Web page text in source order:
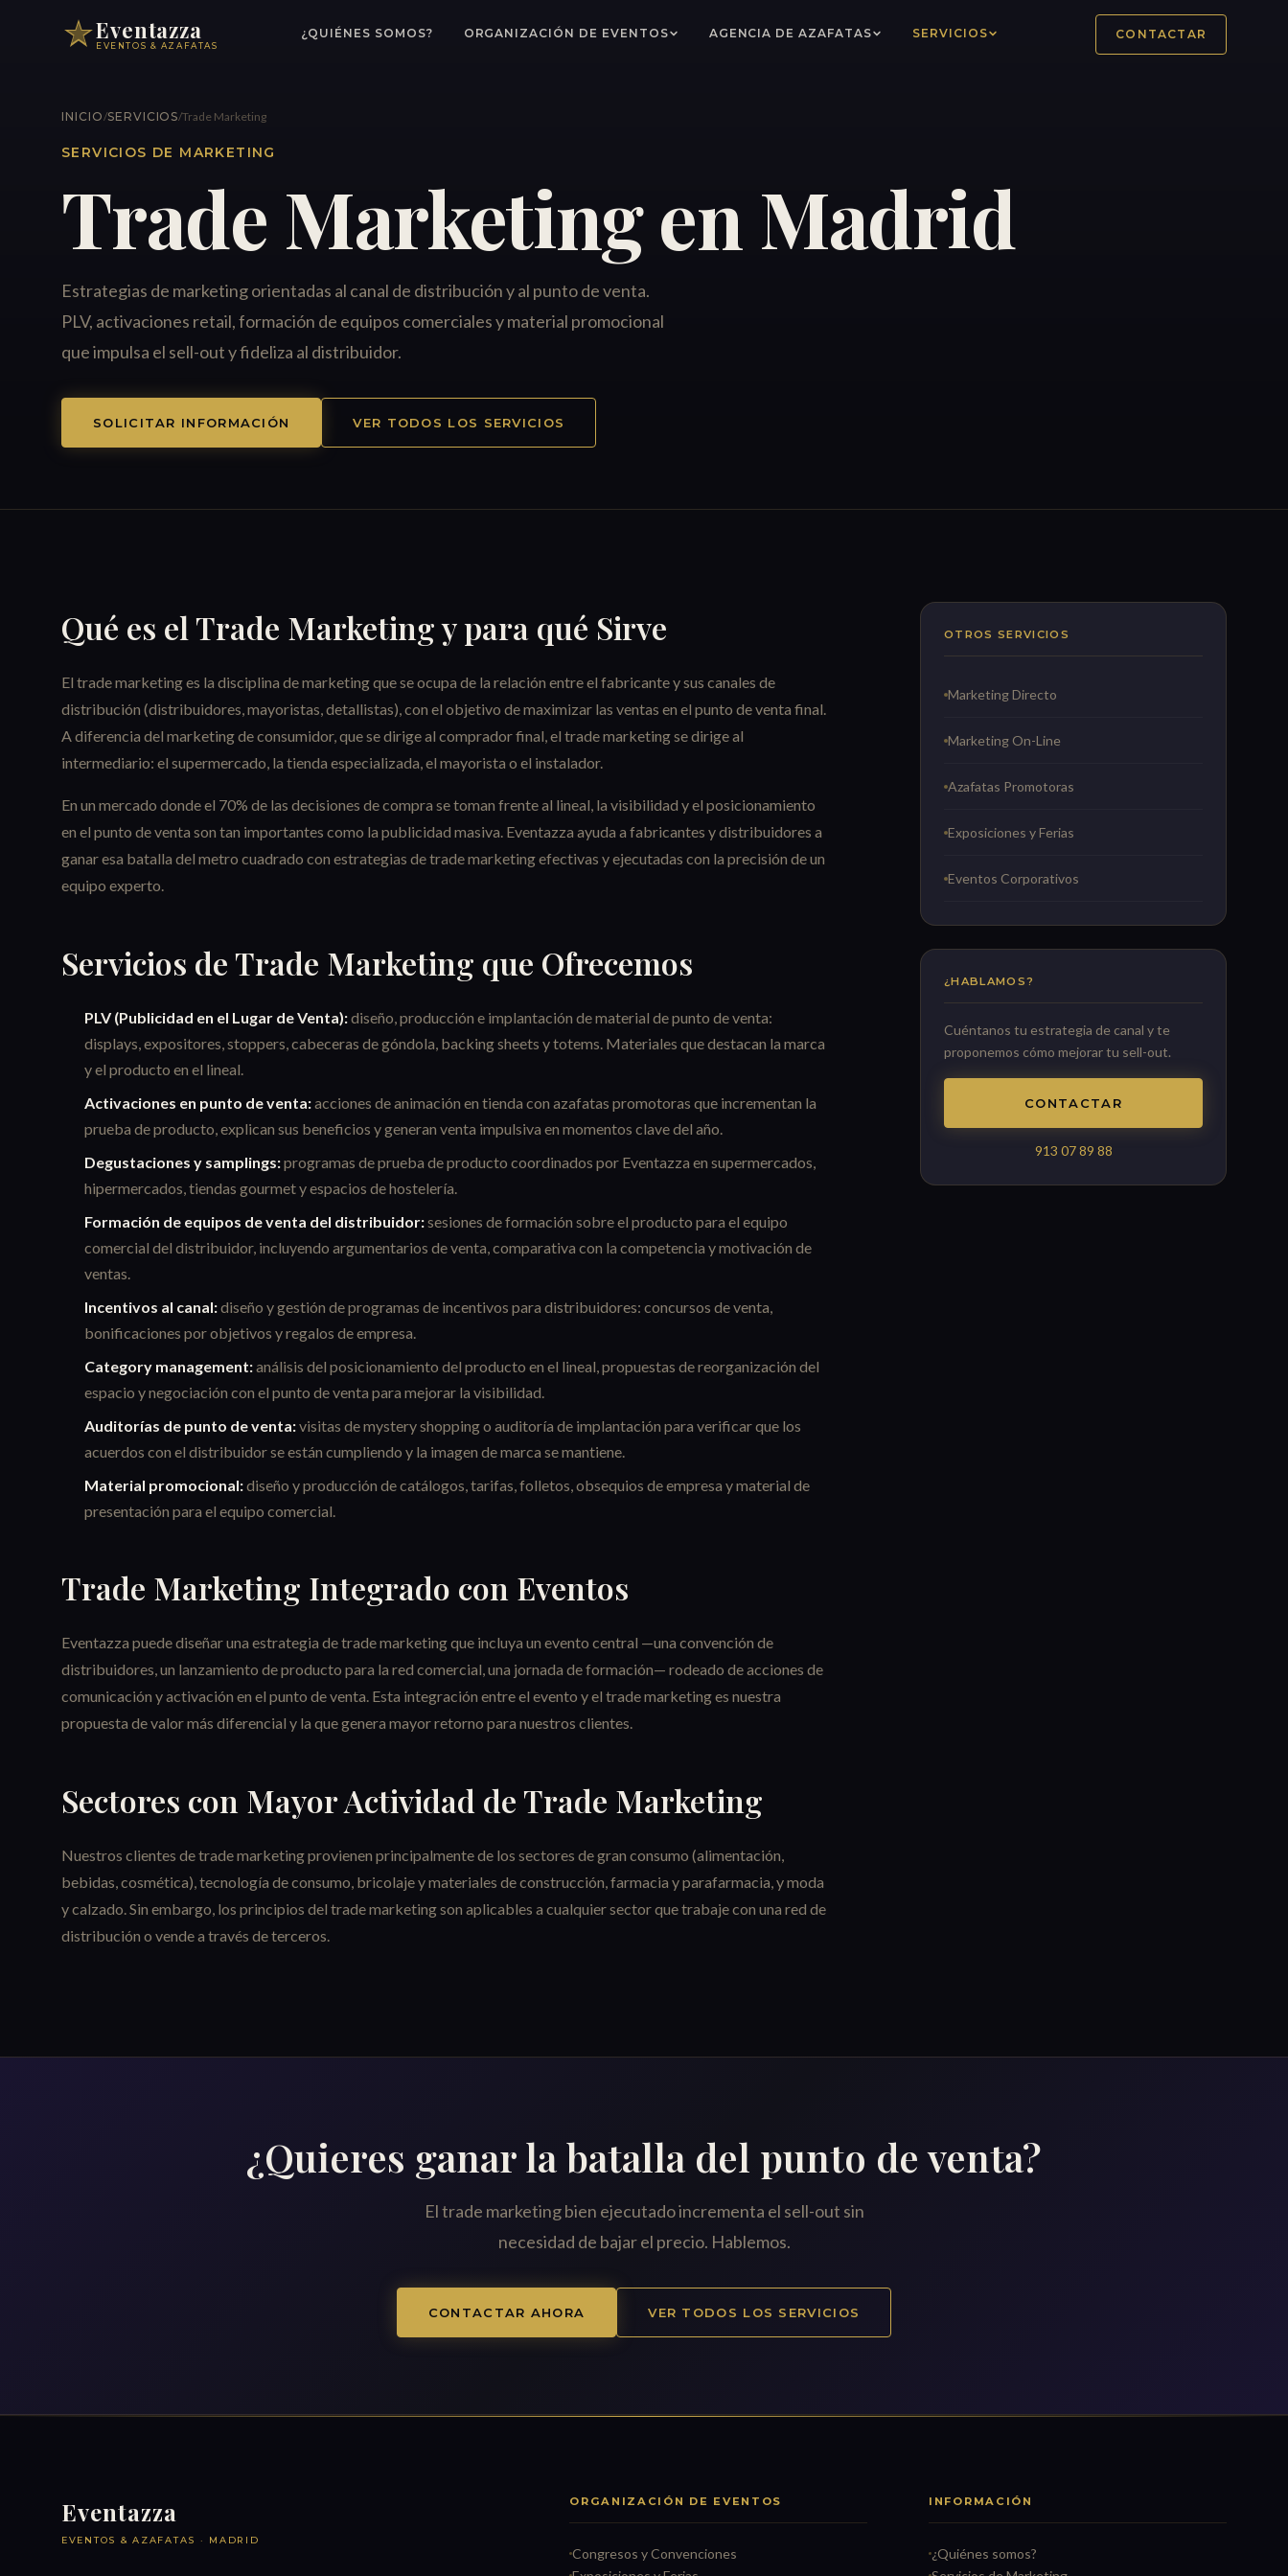
Eventazza
EVENTOS & AZAFATAS
¿QUIÉNES SOMOS? ORGANIZACIÓN DE EVENTOS AGENCIA DE AZAFATAS SERVICIOS CONTACTAR
INICIO/SERVICIOS/Trade Marketing
SERVICIOS DE MARKETING
Trade Marketing en Madrid
Estrategias de marketing orientadas al canal de distribución y al punto de venta.
PLV, activaciones retail, formación de equipos comerciales y material promocional
que impulsa el sell-out y fideliza al distribuidor.
SOLICITAR INFORMACIÓN VER TODOS LOS SERVICIOS
Qué es el Trade Marketing y para qué Sirve
El trade marketing es la disciplina de marketing que se ocupa de la relación entre el fabricante y sus canales de
distribución (distribuidores, mayoristas, detallistas), con el objetivo de maximizar las ventas en el punto de venta final.
A diferencia del marketing de consumidor, que se dirige al comprador final, el trade marketing se dirige al
intermediario: el supermercado, la tienda especializada, el mayorista o el instalador.
En un mercado donde el 70% de las decisiones de compra se toman frente al lineal, la visibilidad y el posicionamiento
en el punto de venta son tan importantes como la publicidad masiva. Eventazza ayuda a fabricantes y distribuidores a
ganar esa batalla del metro cuadrado con estrategias de trade marketing efectivas y ejecutadas con la precisión de un
equipo experto.
Servicios de Trade Marketing que Ofrecemos
PLV (Publicidad en el Lugar de Venta):diseño, producción e implantación de material de punto de venta:
displays, expositores, stoppers, cabeceras de góndola, backing sheets y totems. Materiales que destacan la marca
y el producto en el lineal.
Activaciones en punto de venta:acciones de animación en tienda con azafatas promotoras que incrementan la
prueba de producto, explican sus beneficios y generan venta impulsiva en momentos clave del año.
Degustaciones y samplings:programas de prueba de producto coordinados por Eventazza en supermercados,
hipermercados, tiendas gourmet y espacios de hostelería.
Formación de equipos de venta del distribuidor:sesiones de formación sobre el producto para el equipo
comercial del distribuidor, incluyendo argumentarios de venta, comparativa con la competencia y motivación de
ventas.
Incentivos al canal:diseño y gestión de programas de incentivos para distribuidores: concursos de venta,
bonificaciones por objetivos y regalos de empresa.
Category management:análisis del posicionamiento del producto en el lineal, propuestas de reorganización del
espacio y negociación con el punto de venta para mejorar la visibilidad.
Auditorías de punto de venta:visitas de mystery shopping o auditoría de implantación para verificar que los
acuerdos con el distribuidor se están cumpliendo y la imagen de marca se mantiene.
Material promocional:diseño y producción de catálogos, tarifas, folletos, obsequios de empresa y material de
presentación para el equipo comercial.
Trade Marketing Integrado con Eventos
Eventazza puede diseñar una estrategia de trade marketing que incluya un evento central —una convención de
distribuidores, un lanzamiento de producto para la red comercial, una jornada de formación— rodeado de acciones de
comunicación y activación en el punto de venta. Esta integración entre el evento y el trade marketing es nuestra
propuesta de valor más diferencial y la que genera mayor retorno para nuestros clientes.
Sectores con Mayor Actividad de Trade Marketing
Nuestros clientes de trade marketing provienen principalmente de los sectores de gran consumo (alimentación,
bebidas, cosmética), tecnología de consumo, bricolaje y materiales de construcción, farmacia y parafarmacia, y moda
y calzado. Sin embargo, los principios del trade marketing son aplicables a cualquier sector que trabaje con una red de
distribución o vende a través de terceros.
OTROS SERVICIOS
Marketing Directo
Marketing On-Line
Azafatas Promotoras
Exposiciones y Ferias
Eventos Corporativos
¿HABLAMOS?
Cuéntanos tu estrategia de canal y te
proponemos cómo mejorar tu sell-out.
CONTACTAR
913 07 89 88
¿Quieres ganar la batalla del punto de venta?
El trade marketing bien ejecutado incrementa el sell-out sin
necesidad de bajar el precio. Hablemos.
CONTACTAR AHORA VER TODOS LOS SERVICIOS
Eventazza
EVENTOS & AZAFATAS · MADRID
ORGANIZACIÓN DE EVENTOS
Congresos y Convenciones
INFORMACIÓN
¿Quiénes somos?